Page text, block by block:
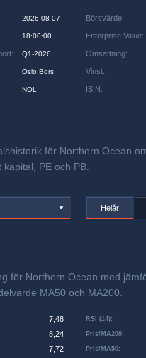
2026-08-07
18:00:00
: Q1-2026
Oslo Bors
NOL
Börsvärde:
Enterprise Value:
Omsättning:
Vinst:
ISIN:
för Northern Ocean
kapital, PE och PB.
Helår
för Northern Ocean med
MA50 och MA200.
7,48
7,72
8,24 Pris/MA200:
RSI (14):
Pris/MA50: